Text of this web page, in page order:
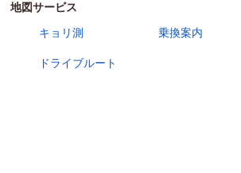
地図サービス
キョリ測
乗換案内
ドライブルート